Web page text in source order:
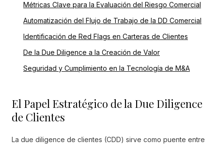
Métricas Clave para la Evaluación del Riesgo Comercial
Automatización del Flujo de Trabajo de la DD Comercial
Identificación de Red Flags en Carteras de Clientes
De la Due Diligence a la Creación de Valor
Seguridad y Cumplimiento en la Tecnología de M&A
El Papel Estratégico de la Due Diligence
de Clientes
La due diligence de clientes (CDD) sirve como puente entre